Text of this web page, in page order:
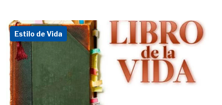
Estilo de Vida